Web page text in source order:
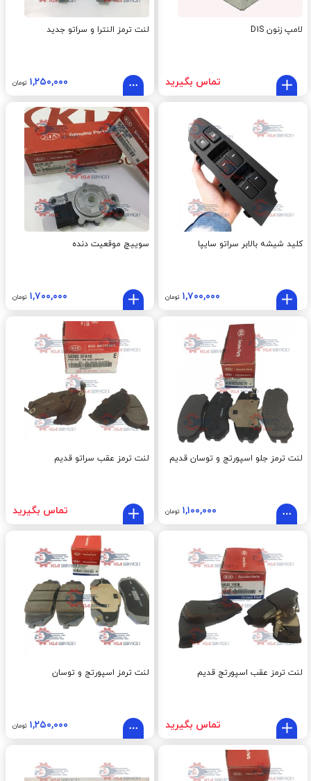
لامپ زنون D1S
تماس بگیرید
لنت ترمز النترا و سراتو جدید
۱,۲۵۰,۰۰۰ تومان
کليد شيشه بالابر سراتو سایپا
۱,۷۰۰,۰۰۰ تومان
سوييچ موقعيت دنده
۱,۷۰۰,۰۰۰ تومان
لنت ترمز جلو اسپورتج و توسان قديم
۱,۱۰۰,۰۰۰ تومان
لنت ترمز عقب سراتو قدیم
تماس بگیرید
لنت ترمز عقب اسپورتج قديم
تماس بگیرید
لنت ترمز اسپورتج و توسان
۱,۲۵۰,۰۰۰ تومان